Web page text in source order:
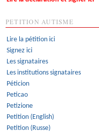
PETITION AUTISME
Lire la pétition ici
Signez ici
Les signataires
Les institutions signataires
Péticion
Peticao
Petizione
Petition (English)
Petition (Russe)